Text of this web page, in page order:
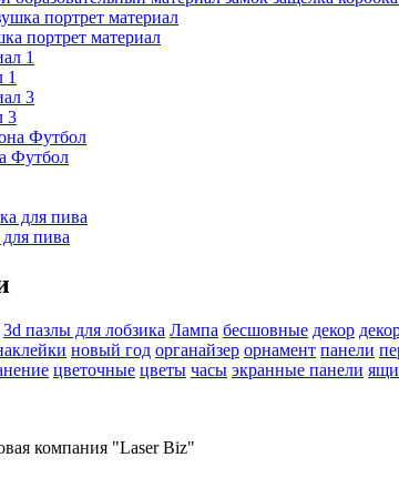
портрет материал
1
3
Футбол
пива
3d пазлы для лобзика Лампа бесшовные декор
новый год органайзер орнамент панели
цветочные цветы часы экранные панели
компания "Laser Biz"